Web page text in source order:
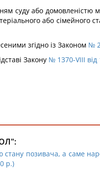
суду або
або
згідно із Законом №
Закону № 1370-VIII від
стану позивача, а саме
р.)